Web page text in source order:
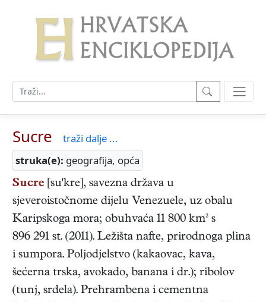
Sucre
traži dalje ...
struka(e): geografija, opća
Sucre [su'kre], savezna država u
sjeveroistočnome dijelu Venezuele, uz obalu
Karipskoga mora; obuhvaća 11 800 km² s
896 291 st. (2011). Ležišta nafte, prirodnoga plina
i sumpora. Poljodjelstvo (kakaovac, kava,
šećerna trska, avokado, banana i dr.); ribolov
(tunj, srdela). Prehrambena i cementna